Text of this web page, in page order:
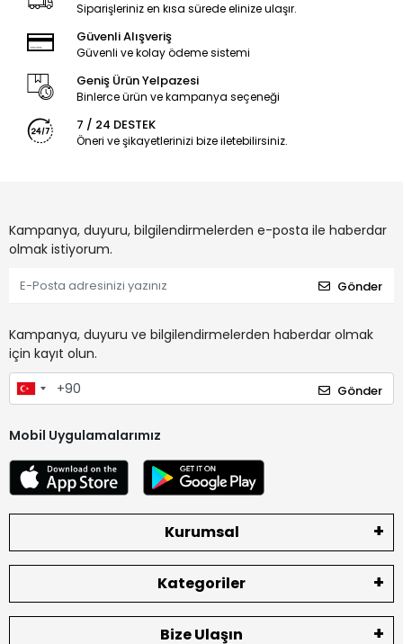
Siparişleriniz en kısa sürede elinize ulaşır.
Güvenli Alışveriş
Güvenli ve kolay ödeme sistemi
Geniş Ürün Yelpazesi
Binlerce ürün ve kampanya seçeneği
7 / 24 DESTEK
Öneri ve şikayetlerinizi bize iletebilirsiniz.
Kampanya, duyuru, bilgilendirmelerden e-posta ile haberdar
olmak istiyorum.
Gönder
Kampanya, duyuru ve bilgilendirmelerden haberdar olmak
için kayıt olun.
Gönder
Mobil Uygulamalarımız
Kurumsal
Kategoriler
Bize Ulaşın